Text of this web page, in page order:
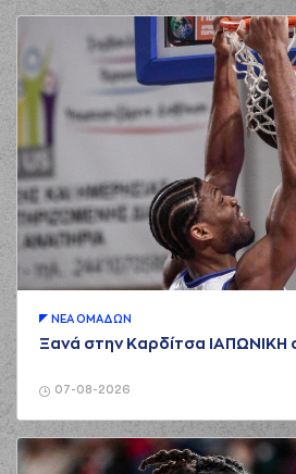
07-08-2026
ΝΕA ΟΜAΔΩΝ
Ξανά στην Καρδίτσα